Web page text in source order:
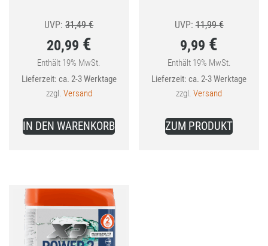
UVP: 31,49€Ursprünglicher
war:
31,49 €
20,99 €
Aktueller
Preis
20,99 €.
Enthält 19% MwSt.
Lieferzeit: ca. 2-3 Werktage
zzgl. Versand
IN DEN WARENKORB
UVP: 11,99€
war:
11,99 €
9,99 €
Aktueller
Preis
9,99 €.
Enthält 19% MwSt.
Lieferzeit: ca. 2-3 Werktage
zzgl.Versand
ZUM PRODUKT